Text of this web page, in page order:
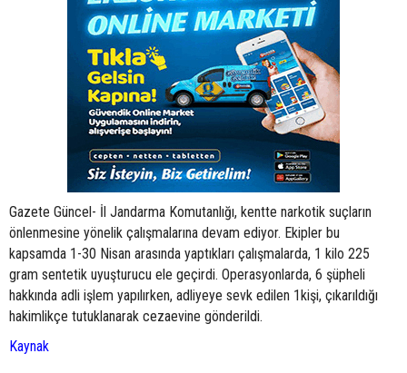
Gazete Güncel- İl Jandarma Komutanlığı, kentte narkotik suçların
önlenmesine yönelik çalışmalarına devam ediyor. Ekipler bu
kapsamda 1-30 Nisan arasında yaptıkları çalışmalarda, 1 kilo 225
gram sentetik uyuşturucu ele geçirdi. Operasyonlarda, 6 şüpheli
hakkında adli işlem yapılırken, adliyeye sevk edilen 1kişi, çıkarıldığı
hakimlikçe tutuklanarak cezaevine gönderildi.
Kaynak